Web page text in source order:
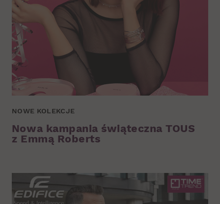
NOWE KOLEKCJE
Nowa kampania świąteczna TOUS
z Emmą Roberts